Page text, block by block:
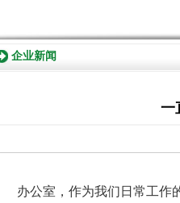
企业新闻
一
办公室，作为我们日常工作的